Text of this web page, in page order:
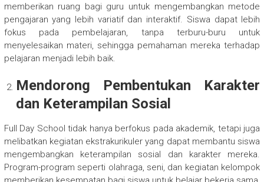
memberikan ruang bagi guru untuk mengembangkan metode
pengajaran yang lebih variatif dan interaktif. Siswa dapat lebih
fokus pada pembelajaran, tanpa terburu-buru untuk
menyelesaikan materi, sehingga pemahaman mereka terhadap
pelajaran menjadi lebih baik.
Mendorong Pembentukan Karakter
dan Keterampilan Sosial
Full Day School tidak hanya berfokus pada akademik, tetapi juga
melibatkan kegiatan ekstrakurikuler yang dapat membantu siswa
mengembangkan keterampilan sosial dan karakter mereka.
Program-program seperti olahraga, seni, dan kegiatan kelompok